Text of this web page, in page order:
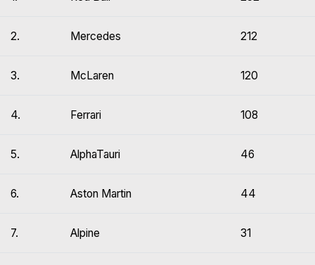
2. Mercedes 212
3. McLaren 120
4. Ferrari 108
5. AlphaTauri 46
6. Aston Martin 44
7. Alpine 31